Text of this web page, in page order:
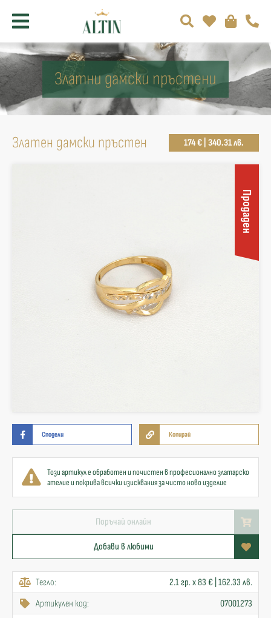
Златни дамски пръстени
Златен дамски пръстен 174 € | 340.31 лв.
Продаден
Сподели Копирай
Този артикул е обработен и почистен в професионално златарско
ателие и покрива всички изисквания за чисто ново изделие
Поръчай онлайн
Добави в любими
Тегло:
2.1 гр. x 83 € | 162.33 лв.
Артикулен код:
07001273